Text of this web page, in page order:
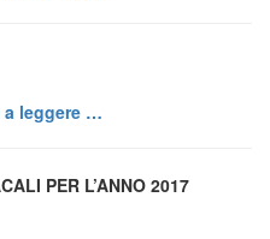
a leggere …
PER L’ANNO 2017